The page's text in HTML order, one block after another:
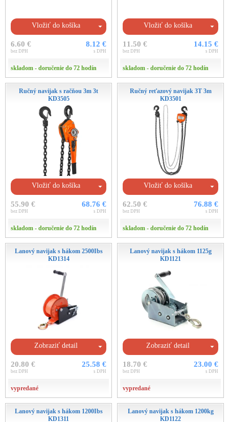
Vložiť do košíka
6.60 €
bez DPH
8.12 €
s DPH
skladom - doručenie do 72 hodín
Vložiť do košíka
11.50 €
bez DPH
14.15 €
s DPH
skladom - doručenie do 72 hodín
Ručný navijak s račňou 3m 3t
KD3505
Vložiť do košíka
55.90 €
bez DPH
68.76 €
s DPH
skladom - doručenie do 72 hodín
Ručný reťazový navijak 3T 3m
KD3501
Vložiť do košíka
62.50 €
bez DPH
76.88 €
s DPH
skladom - doručenie do 72 hodín
Lanový navijak s hákom 2500Ibs
KD1314
Zobraziť detail
20.80 €
bez DPH
25.58 €
s DPH
vypredané
Lanový navijak s hákom 1125g
KD1121
Zobraziť detail
18.70 €
bez DPH
23.00 €
s DPH
vypredané
Lanový navijak s hákom 1200Ibs
KD1311
Lanový navijak s hákom 1200kg
KD1122